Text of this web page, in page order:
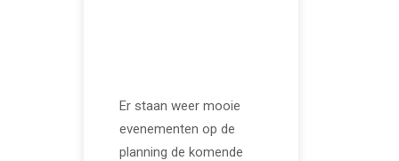
Er staan weer mooie
evenementen op de
planning de komende